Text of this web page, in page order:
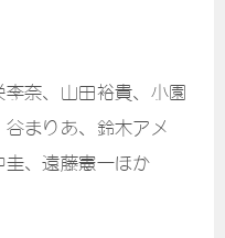
奈、山田裕貴、小園
まりあ、鈴木アメ
、遠藤憲一ほか